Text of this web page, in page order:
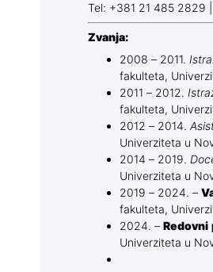
Tel: +381 21 485 2829
Zvanja:
2008 – 2011.
fakulteta,
2011 – 2012.
fakulteta,
2012 – 2014.
Univerziteta u
2014 – 2019.
Univerziteta u
2019 – 2024. –
fakulteta,
2024. –
Univerziteta u